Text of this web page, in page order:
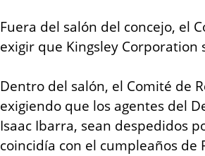
Fuera del salón del concejo, el
exigir que Kingsley Corporation
Dentro del salón, el Comité de
exigiendo que los agentes del
Isaac Ibarra, sean despedidos
coincidía con el cumpleaños de